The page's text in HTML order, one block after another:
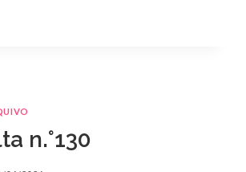
n.°130